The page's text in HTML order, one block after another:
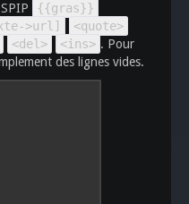
{{gras}}
>url]
<quote>
<del> <ins> . Pour
des lignes vides.